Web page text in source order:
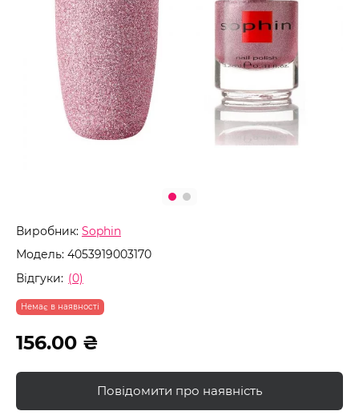
Виробник: Sophin
Модель: 4053919003170
Відгуки: (0)
Немає в наявності
156.00 ₴
Повідомити про наявність